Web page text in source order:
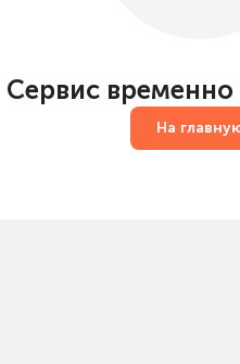
Сервис временно
На